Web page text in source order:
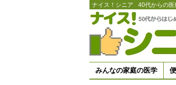
ナイス！シニア 40代からの
みんなの家庭の医学